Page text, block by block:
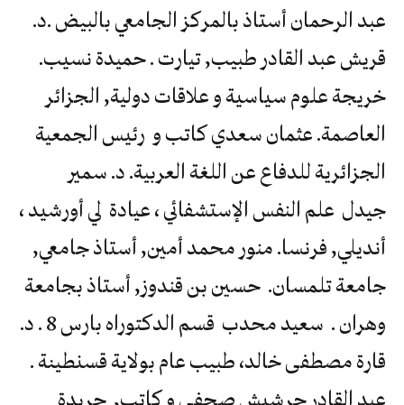
عبد الرحمان أستاذ بالمركز الجامعي بالبيض .د.
قريش عبد القادر طبيب, تيارت . حميدة نسيب.
خريجة علوم سياسية و علاقات دولية, الجزائر
العاصمة. عثمان سعدي كاتب و رئيس الجمعية
الجزائرية للدفاع عن اللغة العربية. د. سمير
جيدل علم النفس الإستشفائي ، عيادة لي أورشيد ،
أنديلي, فرنسا. منور محمد أمين, أستاذ جامعي,
جامعة تلمسان. حسين بن قندوز, أستاذ بجامعة
وهران . سعيد محدب قسم الدكتوراه بارس 8 . د.
قارة مصطفى خالد، طبيب عام بولاية قسنطينة .
عبد القادر حرشيش صحفي و كاتب, جريدة